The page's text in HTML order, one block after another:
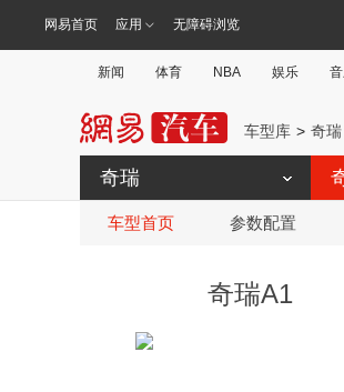
网易首页 应用 无障碍浏览
新闻 体育 NBA 娱乐
车型库 奇瑞
奇瑞
车型首页 参数配置
奇瑞A1